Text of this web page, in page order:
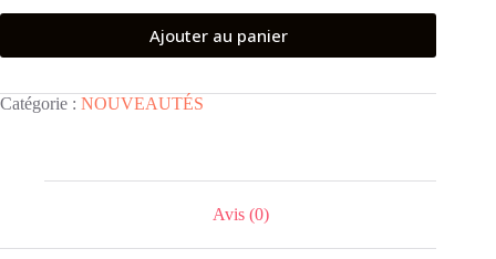
Ajouter au panier
Catégorie : NOUVEAUTÉS
Avis (0)